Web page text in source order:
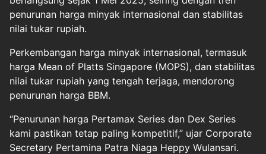
penurunan harga minyak internasional dan stabilitas
nilai tukar rupiah.
Perkembangan harga minyak internasional, termasuk
harga Mean of Platts Singapore (MOPS), dan stabilitas
nilai tukar rupiah yang tengah terjaga, mendorong
penurunan harga BBM.
“Penurunan harga Pertamax Series dan Dex Series
kami pastikan tetap paling kompetitif,” ujar Corporate
Secretary Pertamina Patra Niaga Heppy Wulansari.